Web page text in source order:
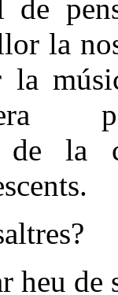
la
de la
heu de